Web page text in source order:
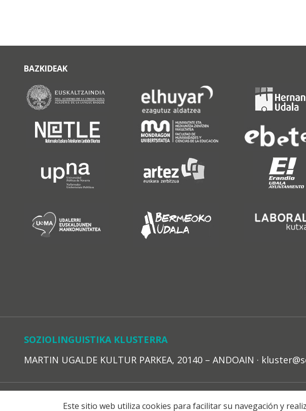
BAZKIDEAK
SOZIOLINGUISTIKA KLUSTERRA
MARTIN UGALDE KULTUR PARKEA, 20140 – ANDOAIN ·
Este sitio web utiliza cookies para facilitar su navegación y